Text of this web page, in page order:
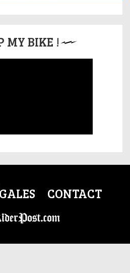
MY BIKE !
CONTACT